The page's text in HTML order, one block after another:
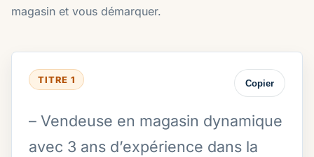
magasin et vous démarquer.
TITRE 1 Copier
– Vendeuse en magasin dynamique
avec 3 ans d’expérience dans la